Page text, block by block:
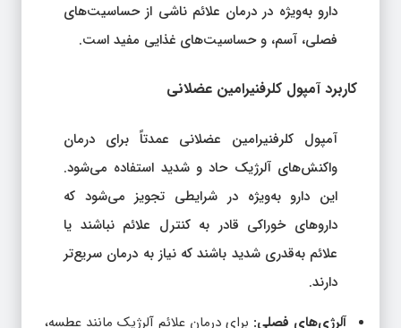
فصلی، آسم، و حساسیت‌های غذایی مفید است.
واکنش‌های آلرژیک حاد و شدید استفاده می‌شود.
این دارو به‌ویژه در شرایطی تجویز می‌شود که
داروهای خوراکی قادر به کنترل علائم نباشند یا
علائم به‌قدری شدید باشند که نیاز به درمان سریع‌تر
دارند.
آبریزش بینی و التهاب در مجاری تنفسی ناشی از گرده